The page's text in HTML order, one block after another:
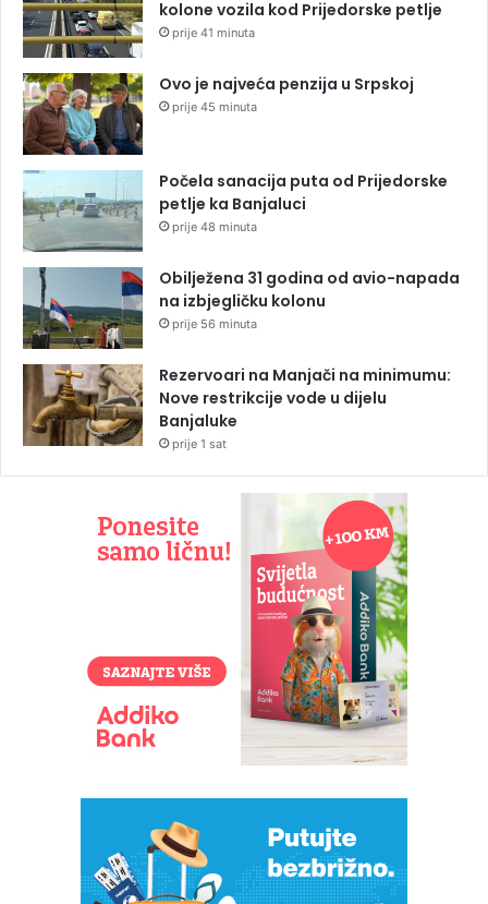
kolone vozila kod Prijedorske petlje
prije 41 minuta
Ovo je najveća penzija u Srpskoj
prije 45 minuta
Počela sanacija puta od Prijedorske
petlje ka Banjaluci
prije 48 minuta
Obilježena 31 godina od avio-napada
na izbjegličku kolonu
prije 56 minuta
Rezervoari na Manjači na minimumu:
Nove restrikcije vode u dijelu
Banjaluke
prije 1 sat